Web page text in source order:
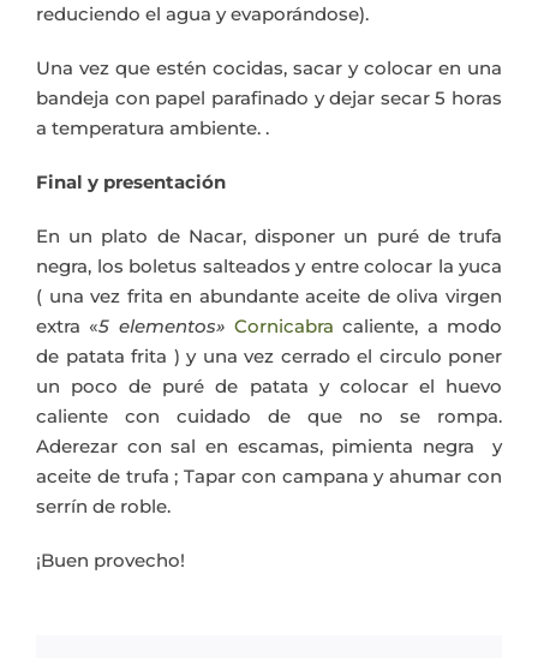
reduciendo el agua y evaporándose).
Una vez que estén cocidas, sacar y colocar en una
bandeja con papel parafinado y dejar secar 5 horas
a temperatura ambiente. .
Final y presentación
En un plato de Nacar, disponer un puré de trufa
negra, los boletus salteados y entre colocar la yuca
( una vez frita en abundante aceite de oliva virgen
extra «5 elementos» Cornicabra caliente, a modo
de patata frita ) y una vez cerrado el circulo poner
un poco de puré de patata y colocar el huevo
caliente con cuidado de que no se rompa.
Aderezar con sal en escamas, pimienta negra y
aceite de trufa ; Tapar con campana y ahumar con
serrín de roble.
¡Buen provecho!